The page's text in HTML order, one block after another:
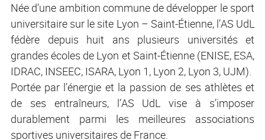
Née d’une ambition commune de développer le sport
universitaire sur le site Lyon – Saint-Étienne, l’AS UdL
fédère depuis huit ans plusieurs universités et
grandes écoles de Lyon et Saint-Étienne (ENISE, ESA,
IDRAC, INSEEC, ISARA, Lyon 1, Lyon 2, Lyon 3, UJM).
Portée par l’énergie et la passion de ses athlètes et
de ses entraîneurs, l’AS UdL vise à s’imposer
durablement parmi les meilleures associations
sportives universitaires de France.